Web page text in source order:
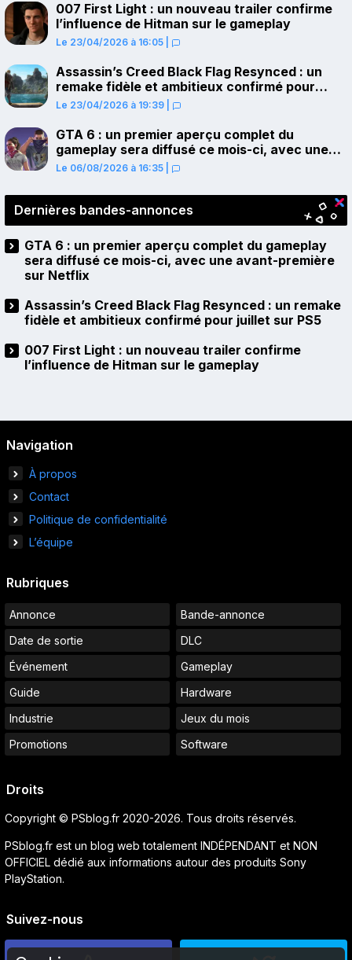
007 First Light : un nouveau trailer confirme
l’influence de Hitman sur le gameplay
Le 23/04/2026 à 16:05
Assassin’s Creed Black Flag Resynced : un
remake fidèle et ambitieux confirmé pour
juillet sur PS5
Le 23/04/2026 à 19:39
GTA 6 : un premier aperçu complet du
gameplay sera diffusé ce mois-ci, avec une
avant-première sur Netflix
Le 06/08/2026 à 16:35
Dernières bandes-annonces
GTA 6 : un premier aperçu complet du gameplay
sera diffusé ce mois-ci, avec une avant-première
sur Netflix
Assassin’s Creed Black Flag Resynced : un remake
fidèle et ambitieux confirmé pour juillet sur PS5
007 First Light : un nouveau trailer confirme
l’influence de Hitman sur le gameplay
Navigation
À propos
Contact
Politique de confidentialité
L’équipe
Rubriques
Annonce
Bande-annonce
Date de sortie
DLC
Événement
Gameplay
Guide
Hardware
Industrie
Jeux du mois
Promotions
Software
Droits
Copyright © PSblog.fr 2020-2026. Tous droits réservés.
PSblog.fr est un blog web totalement INDÉPENDANT et NON
OFFICIEL dédié aux informations autour des produits Sony
PlayStation.
Suivez-nous